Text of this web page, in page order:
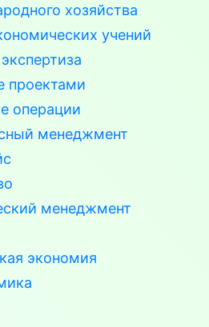
хозяйства
учений
проектами
операции
менеджмент
менеджмент
экономия